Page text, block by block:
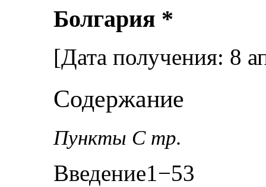
Болгария *
[Дата получения: 8
Содержание
Пункты С тр.
Введение1−53